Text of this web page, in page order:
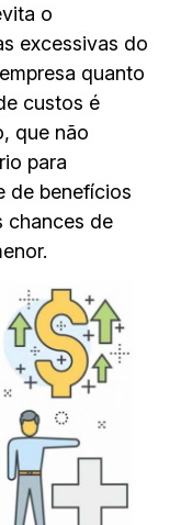
o
excessivas do
quanto
custos é
que não
para
de benefícios
chances de